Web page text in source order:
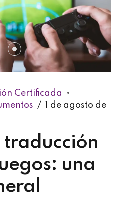
Certificada
1 de agosto de
traducción
una